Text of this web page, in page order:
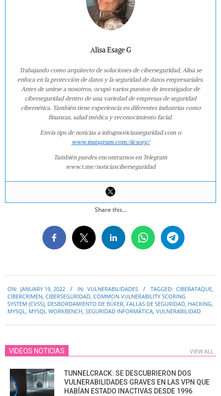
Alisa Esage G
Trabajando como arquitecto de soluciones de ciberseguridad, Alisa se
enfoca en la protección de datos y la seguridad de datos empresariales.
Antes de unirse a nosotros, ocupó varios puestos de investigador de
ciberseguridad dentro de una variedad de empresas de seguridad
cibernética. También tiene experiencia en diferentes industrias como
finanzas, salud médica y reconocimiento facial.
Envía tips de noticias a info@noticiasseguridad.com o
www.instagram.com/iicsorg/
También puedes encontrarnos en Telegram
www.t.me/noticiasciberseguridad
Share this...
01-
19
ON: JANUARY 19, 2022 IN: VULNERABILIDADES TAGGED: CIBERATAQUE,
CIBERCRIMEN, CIBERSEGURIDAD, COMMON VULNERABILITY SCORING
SYSTEM (CVSS), DESBORDAMIENTO DE BÚFER, FALLAS DE SEGURIDAD, HACKING,
MYSQL, MYSQL WORKBENCH, SEGURIDAD INFORMÁTICA, VULNERABILIDAD
VIDEOS NOTICIAS VIEW ALL
TUNNELCRACK: SE DESCUBRIERON DOS
VULNERABILIDADES GRAVES EN LAS VPN QUE
HABÍAN ESTADO INACTIVAS DESDE 1996